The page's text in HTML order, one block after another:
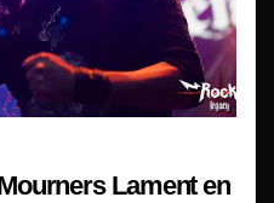
Lament en